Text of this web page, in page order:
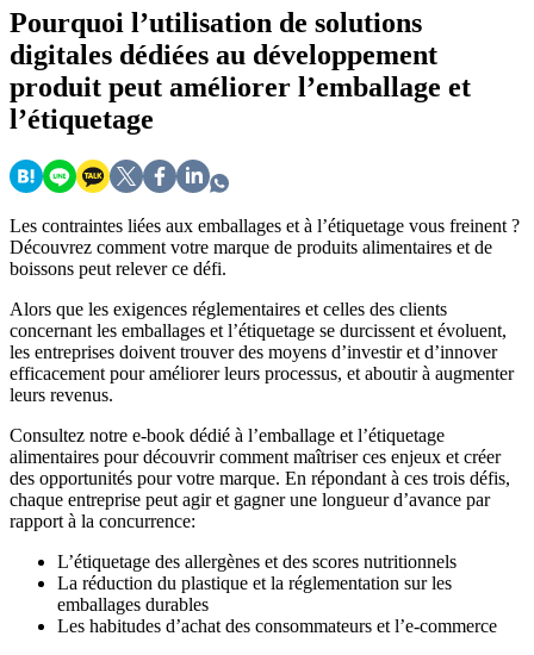
Pourquoi l’utilisation de solutions
digitales dédiées au développement
produit peut améliorer l’emballage et
l’étiquetage
Les contraintes liées aux emballages et à l’étiquetage vous freinent ?
Découvrez comment votre marque de produits alimentaires et de
boissons peut relever ce défi.
Alors que les exigences réglementaires et celles des clients
concernant les emballages et l’étiquetage se durcissent et évoluent,
les entreprises doivent trouver des moyens d’investir et d’innover
efficacement pour améliorer leurs processus, et aboutir à augmenter
leurs revenus.
Consultez notre e-book dédié à l’emballage et l’étiquetage
alimentaires pour découvrir comment maîtriser ces enjeux et créer
des opportunités pour votre marque. En répondant à ces trois défis,
chaque entreprise peut agir et gagner une longueur d’avance par
rapport à la concurrence:
L’étiquetage des allergènes et des scores nutritionnels
La réduction du plastique et la réglementation sur les
emballages durables
Les habitudes d’achat des consommateurs et l’e-commerce